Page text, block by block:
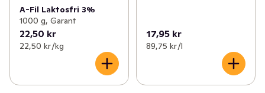
A-Fil Laktosfri 3%
1000 g, Garant
22,50 kr
22,50 kr /kg
17,95 kr
89,75 kr /l